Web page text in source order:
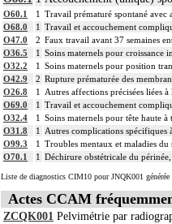
O60.1 1 Travail prématuré spontané avec
O68.0
1 Travail et accouchement
O47.0
2 Faux travail avant 37 semaines
O36.5
1 Soins maternels pour croissance
O32.2
1 Soins maternels pour position
O42.9
2 Rupture prématurée des
O26.8
1
Autres affections précisées liées à
O69.0
1 Travail et accouchement
O32.4
1 Soins maternels pour tête haute à
O31.8
1
Autres complications spécifiques
O99.3
1 Troubles mentaux et maladies du
O70.1
1 Déchirure obstétricale du
Liste de diagnostics CIM10 pour JNQK001
Actes CCAM
ZCQK001 Pelvimétrie par